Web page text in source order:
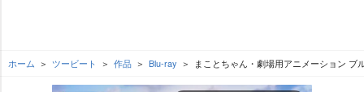
ホーム ツービート 作品 Blu-ray まことちゃん・劇場用アニメーション ブ